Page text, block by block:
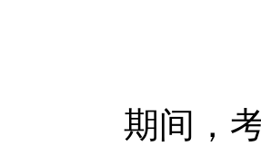
期间，